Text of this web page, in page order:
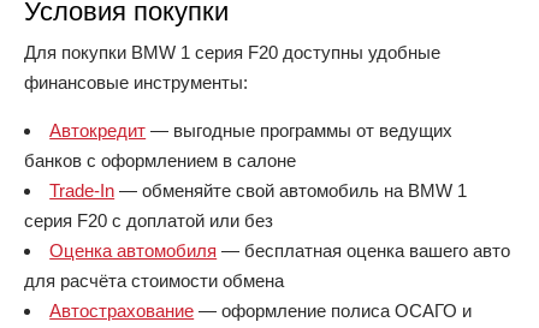
Условия покупки
Для покупки BMW 1 серия F20 доступны удобные
финансовые инструменты:
Автокредит — выгодные программы от ведущих
банков с оформлением в салоне
Trade-In — обменяйте свой автомобиль на BMW 1
серия F20 с доплатой или без
Оценка автомобиля — бесплатная оценка вашего авто
для расчёта стоимости обмена
Автострахование — оформление полиса ОСАГО и